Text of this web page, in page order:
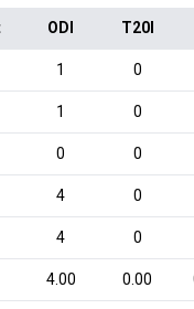
ODI T20I
1 0
1 0
0 0
4 0
4 0
4.00 0.00